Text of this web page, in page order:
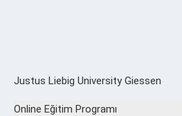
Justus Liebig University Giessen
Online Eğitim Programı